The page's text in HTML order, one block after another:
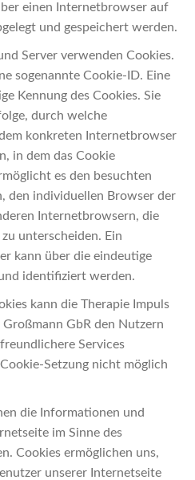
einen Internetbrowser auf
und gespeichert werden.
Server verwenden Cookies.
sogenannte Cookie-ID. Eine
Kennung des Cookies. Sie
durch welche
konkreten Internetbrowser
in dem das Cookie
es den besuchten
den individuellen Browser der
Internetbrowsern, die
unterscheiden. Ein
kann über die eindeutige
identifiziert werden.
kann die Therapie Impuls
GbR den Nutzern
Services
Setzung nicht möglich
die Informationen und
im Sinne des
Cookies ermöglichen uns,
unserer Internetseite